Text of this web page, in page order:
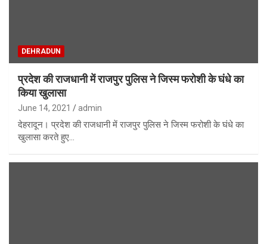
DEHRADUN
प्रदेश की राजधानी में राजपुर पुलिस ने जिस्म फरोशी के घंधे का
किया खुलासा
June 14, 2021 admin
देहरादून। प्रदेश की राजधानी में राजपुर पुलिस ने जिस्म फरोशी के घंधे का
खुलासा करते हुए…